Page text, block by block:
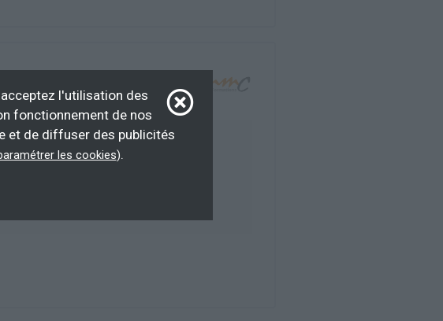
FIF PL, OPCO, entreprise,
personnel...
l'utilisation des
fonctionnement de nos
et de diffuser des publicités
les cookies).